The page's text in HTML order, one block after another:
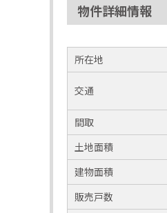
物件詳細情報
所在地
交通
間取
土地面積
建物面積
販売戸数